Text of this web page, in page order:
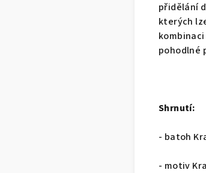
přidělání
kterých
pohodlné
Shrnutí:
- batoh
- motiv